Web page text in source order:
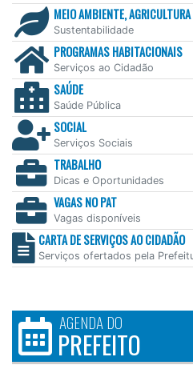
MEIO AMBIENTE,
Sustentabilidade
PROGRAMAS HABITACIONAIS
Serviços ao Cidadão
SAÚDE
Saúde Pública
SOCIAL
Serviços Sociais
TRABALHO
Dicas e Oportunidades
VAGAS NO PAT
Vagas disponíveis
CARTA DE SERVIÇOS AO CIDADÃO
Serviços ofertados pela
AGENDA DO
PREFEITO